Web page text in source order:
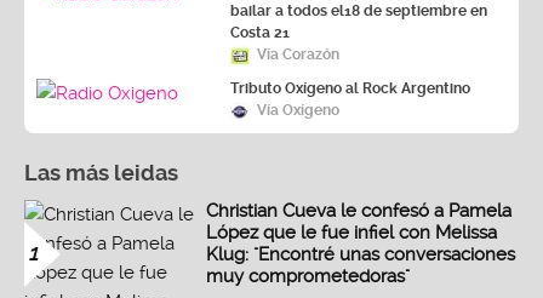
bailar a todos el18 de septiembre en
Costa 21
Vía Corazón
Tributo Oxígeno al Rock Argentino
Vía Oxígeno
Las más leidas
1
Christian Cueva le confesó a Pamela
López que le fue infiel con Melissa
Klug: "Encontré unas conversaciones
muy comprometedoras"